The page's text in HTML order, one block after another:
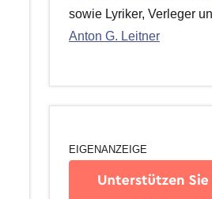
sowie Lyriker, Verleger
Anton G. Leitner
EIGENANZEIGE